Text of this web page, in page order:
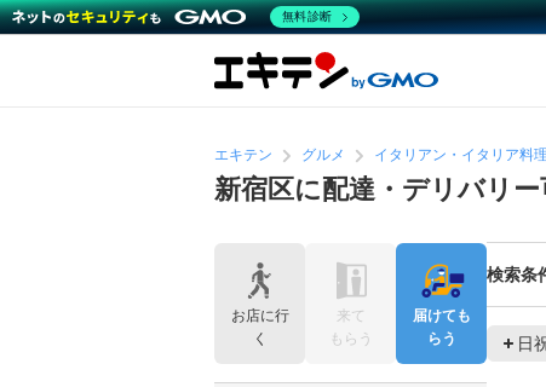
エキテン グルメ イタリアン・イタリア料理
新宿区に配達・デリバリ
検索条
日
お店に行
く
来て
もらう
届けても
らう
無料診断